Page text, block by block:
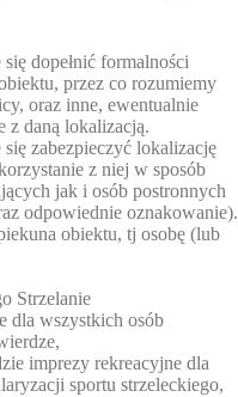
dopełnić formalności
przez co rozumiemy
oraz inne, ewentualnie
z daną lokalizacją.
zabezpieczyć lokalizację
z niej w sposób
jak i osób postronnych
odpowiednie oznakowanie).
obiektu, tj osobę (lub
Strzelanie
dla wszystkich osób
imprezy rekreacyjne dla
sportu strzeleckiego,